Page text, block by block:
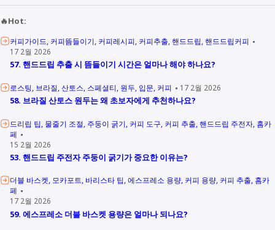
🔥Hot:
커피가이드 커피뜸들이기 커피레시피 커피추출 핸드드립 핸드드립커피
17 2월 2026
57. 핸드드립 추출 시 뜸들이기 시간은 얼마나 해야 하나요?
로스팅 브라질 산토스 스페셜티 원두 입문 커피 17 2월 2026
58. 브라질 산토스 원두는 왜 초보자에게 추천하나요?
드리립 팁 물줄기 조절 주둥이 굵기 커피 도구 커피 추출 핸드드립 주전자 홈카
페
15 2월 2026
53. 핸드드립 주전자 주둥이 굵기가 중요한 이유는?
더블 바스켓 모카포트 바리스타 팁 에스프레소 용량 커피 용량 커피 추출 홈카
페
17 2월 2026
59. 에스프레소 더블 바스켓 용량은 얼마나 되나요?